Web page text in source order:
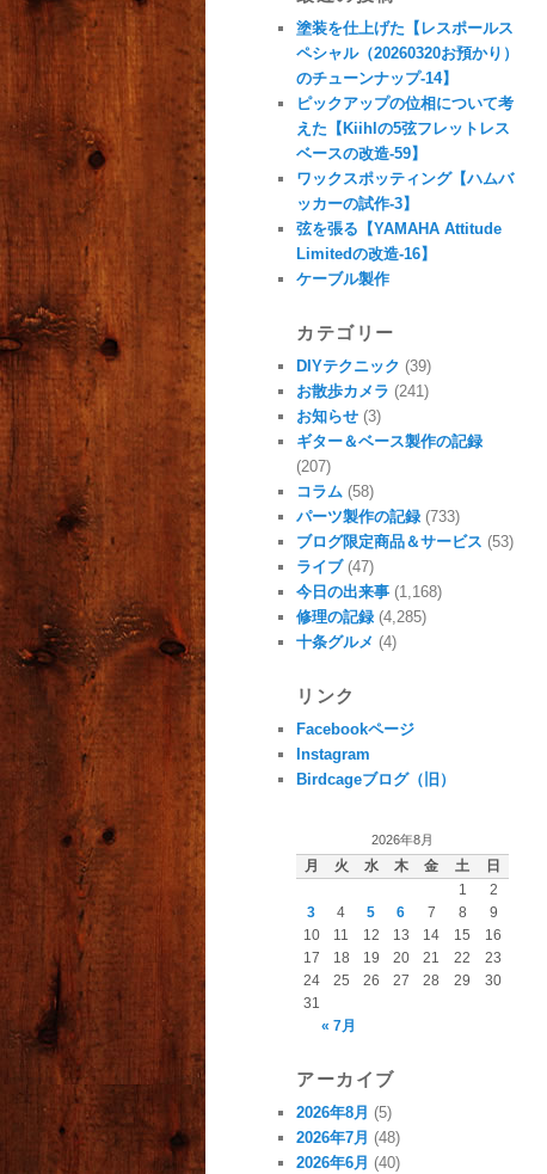
塗装を仕上げた【レスポールス
ペシャル（20260320お預かり）
のチューンナップ-14】
ピックアップの位相について考
えた【Kiihlの5弦フレットレス
ベースの改造-59】
ワックスポッティング【ハムバ
ッカーの試作-3】
弦を張る【YAMAHA Attitude
Limitedの改造-16】
ケーブル製作
カテゴリー
DIYテクニック (39)
お散歩カメラ (241)
お知らせ (3)
ギター＆ベース製作の記録
(207)
コラム (58)
パーツ製作の記録 (733)
ブログ限定商品＆サービス (53)
ライブ(47)
今日の出来事 (1,168)
修理の記録 (4,285)
十条グルメ (4)
リンク
Facebookページ
Instagram
Birdcageブログ（旧）
2026年8月
月 火 水 木 金 土
日
1
2
3
4 5 6 7 8
9
10
11 12 13 14 15
16
17
18 19 20 21 22
23
24
25 26 27 28 29
30
31
« 7月
アーカイブ
2026年8月 (5)
2026年7月 (48)
2026年6月 (40)